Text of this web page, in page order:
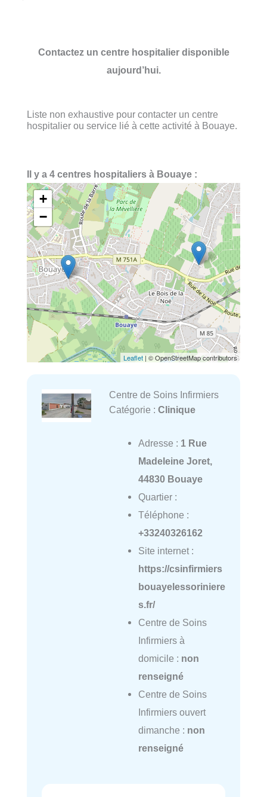
Contactez un centre hospitalier disponible
aujourd’hui.
Liste non exhaustive pour contacter un centre
hospitalier ou service lié à cette activité à Bouaye.
Il y a 4 centres hospitaliers à Bouaye :
+
−
Leaflet | © OpenStreetMap contributors
Centre de Soins Infirmiers
Catégorie : Clinique
Adresse : 1 Rue
Madeleine Joret,
44830 Bouaye
Quartier :
Téléphone :
+33240326162
Site internet :
https://csinfirmiers
bouayelessoriniere
s.fr/
Centre de Soins
Infirmiers à
domicile : non
renseigné
Centre de Soins
Infirmiers ouvert
dimanche : non
renseigné